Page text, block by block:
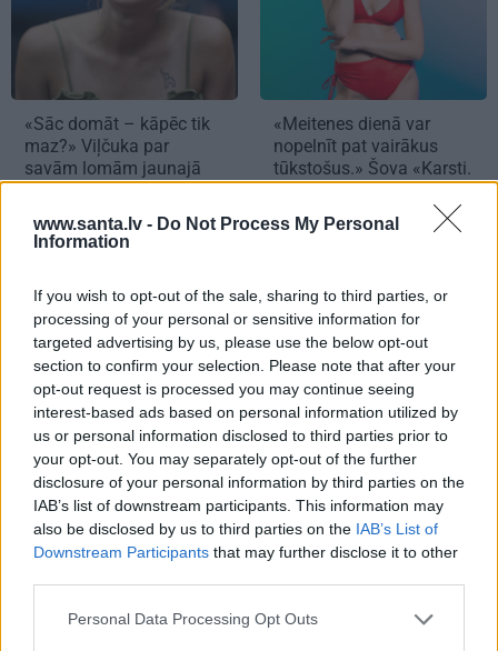
www.santa.lv - Do Not Process My Personal
Information
If you wish to opt-out of the sale, sharing to third parties, or
processing of your personal or sensitive information for
targeted advertising by us, please use the below opt-out
section to confirm your selection. Please note that after your
opt-out request is processed you may continue seeing
interest-based ads based on personal information utilized by
us or personal information disclosed to third parties prior to
your opt-out. You may separately opt-out of the further
disclosure of your personal information by third parties on the
IAB’s list of downstream participants. This information may
also be disclosed by us to third parties on the IAB’s List of
Downstream Participants that may further disclose it to other
Personal Data Processing Opt Outs
«Sāc domāt – kāpēc tik
maz?» Viļčuka par
savām lomām jaunajā
«Meitenes dienā var
nopelnīt pat vairākus
tūkstošus.» Šova «Karsti.
gatavojas sapņu darbam
PIEMIŅAS STĀSTS